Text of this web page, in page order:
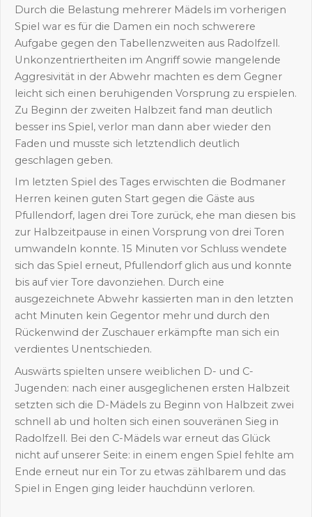
Durch die Belastung mehrerer Mädels im vorherigen
Spiel war es für die Damen ein noch schwerere
Aufgabe gegen den Tabellenzweiten aus Radolfzell.
Unkonzentriertheiten im Angriff sowie mangelende
Aggresivität in der Abwehr machten es dem Gegner
leicht sich einen beruhigenden Vorsprung zu erspielen.
Zu Beginn der zweiten Halbzeit fand man deutlich
besser ins Spiel, verlor man dann aber wieder den
Faden und musste sich letztendlich deutlich
geschlagen geben.
Im letzten Spiel des Tages erwischten die Bodmaner
Herren keinen guten Start gegen die Gäste aus
Pfullendorf, lagen drei Tore zurück, ehe man diesen bis
zur Halbzeitpause in einen Vorsprung von drei Toren
umwandeln konnte. 15 Minuten vor Schluss wendete
sich das Spiel erneut, Pfullendorf glich aus und konnte
bis auf vier Tore davonziehen. Durch eine
ausgezeichnete Abwehr kassierten man in den letzten
acht Minuten kein Gegentor mehr und durch den
Rückenwind der Zuschauer erkämpfte man sich ein
verdientes Unentschieden.
Auswärts spielten unsere weiblichen D- und C-
Jugenden: nach einer ausgeglichenen ersten Halbzeit
setzten sich die D-Mädels zu Beginn von Halbzeit zwei
schnell ab und holten sich einen souveränen Sieg in
Radolfzell. Bei den C-Mädels war erneut das Glück
nicht auf unserer Seite: in einem engen Spiel fehlte am
Ende erneut nur ein Tor zu etwas zählbarem und das
Spiel in Engen ging leider hauchdünn verloren.